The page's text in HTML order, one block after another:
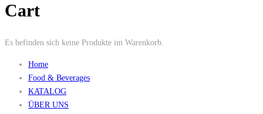
Cart
Es befinden sich keine Produkte im Warenkorb.
Home
Food & Beverages
KATALOG
ÜBER UNS